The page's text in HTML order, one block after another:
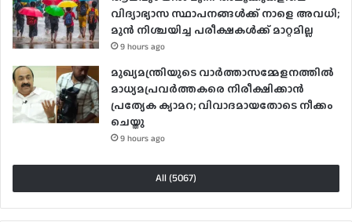
വിദ്യാഭ്യാസ സ്ഥാപനങ്ങൾക്ക് നാളെ അവധി;
മുൻ നിശ്ചയിച്ച പരീക്ഷകൾക്ക് മാറ്റമില്ല
9 hours ago
മുഖ്യമന്ത്രിയുടെ വാർത്താസമ്മേളനത്തിൽ
മാധ്യമപ്രവർത്തകരെ നിരീക്ഷിക്കാൻ
പ്രത്യേക ക്യാമറ; വിവാദമായതോടെ നീക്കം
ചെയ്തു
9 hours ago
All (5067)